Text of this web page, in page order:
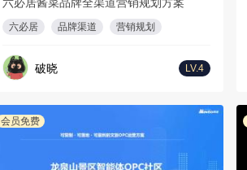
六必居 品牌渠道 营销规划
破晓 LV.4
会员免费